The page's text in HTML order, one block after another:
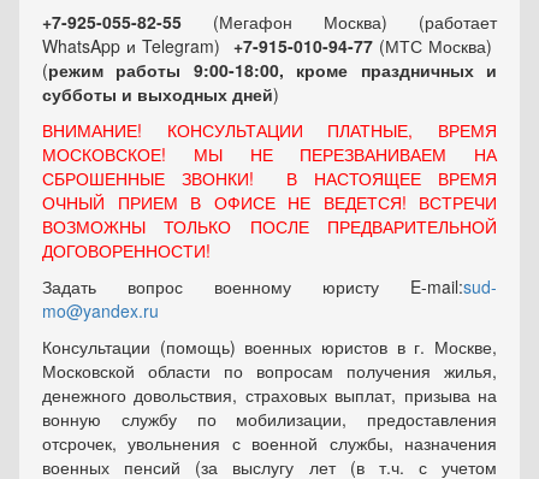
+7-925-055-82-55 (Мегафон Москва) (работает
WhatsApp и Telegram) +7-915-010-94-77 (МТС Москва)
(режим работы 9:00-18:00, кроме праздничных и
субботы и выходных дней)
ВНИМАНИЕ! КОНСУЛЬТАЦИИ ПЛАТНЫЕ, ВРЕМЯ
МОСКОВСКОЕ! МЫ НЕ ПЕРЕЗВАНИВАЕМ НА
СБРОШЕННЫЕ ЗВОНКИ! В НАСТОЯЩЕЕ ВРЕМЯ
ОЧНЫЙ ПРИЕМ В ОФИСЕ НЕ ВЕДЕТСЯ! ВСТРЕЧИ
ВОЗМОЖНЫ ТОЛЬКО ПОСЛЕ ПРЕДВАРИТЕЛЬНОЙ
ДОГОВОРЕННОСТИ!
Задать вопрос военному юристу E-mail:sud-
mo@yandex.ru
Консультации (помощь) военных юристов в г. Москве,
Московской области по вопросам получения жилья,
денежного довольствия, страховых выплат, призыва на
вонную службу по мобилизации, предоставления
отсрочек, увольнения с военной службы, назначения
военных пенсий (за выслугу лет (в т.ч. с учетом